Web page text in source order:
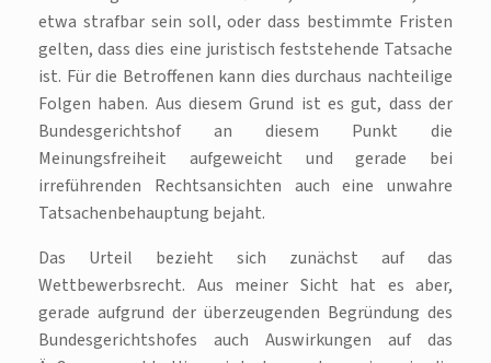
etwa strafbar sein soll, oder dass bestimmte Fristen
gelten, dass dies eine juristisch feststehende Tatsache
ist. Für die Betroffenen kann dies durchaus nachteilige
Folgen haben. Aus diesem Grund ist es gut, dass der
Bundesgerichtshof an diesem Punkt die
Meinungsfreiheit aufgeweicht und gerade bei
irreführenden Rechtsansichten auch eine unwahre
Tatsachenbehauptung bejaht.
Das Urteil bezieht sich zunächst auf das
Wettbewerbsrecht. Aus meiner Sicht hat es aber,
gerade aufgrund der überzeugenden Begründung des
Bundesgerichtshofes auch Auswirkungen auf das